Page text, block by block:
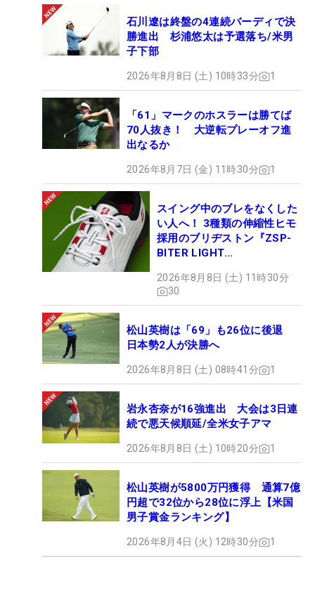
石川遼は終盤の4連続バーディで決
勝進出 杉浦悠太は予選落ち/米男
子下部
2026年8月8日 (土) 10時33分 1
「61」マークのホスラーは勝てば
70人抜き！ 大逆転プレーオフ進
出なるか
2026年8月7日 (金) 11時30分 1
スイング中のブレをなくした
い人へ！ 3種類の伸縮性ヒモ
採用のブリヂストン『ZSP-
BITER LIGHT
ュー
2026年8月8日 (土) 11時30分
30
松山英樹は「69」も26位に後退
日本勢2人が決勝へ
2026年8月8日 (土) 08時41分 1
岩永杏奈が16強進出 大会は3日連
続で悪天候順延/全米女子アマ
2026年8月8日 (土) 10時20分 1
松山英樹が5800万円獲得 通算7億
円超で32位から28位に浮上【米国
男子賞金ランキング】
2026年8月4日 (火) 12時30分 1